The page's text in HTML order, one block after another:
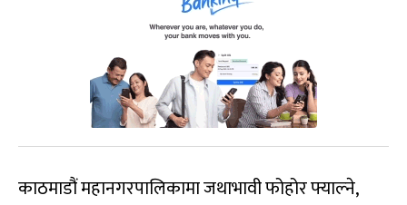
काठमाडौं महानगरपालिकामा जथाभावी फोहोर फ्याल्ने,